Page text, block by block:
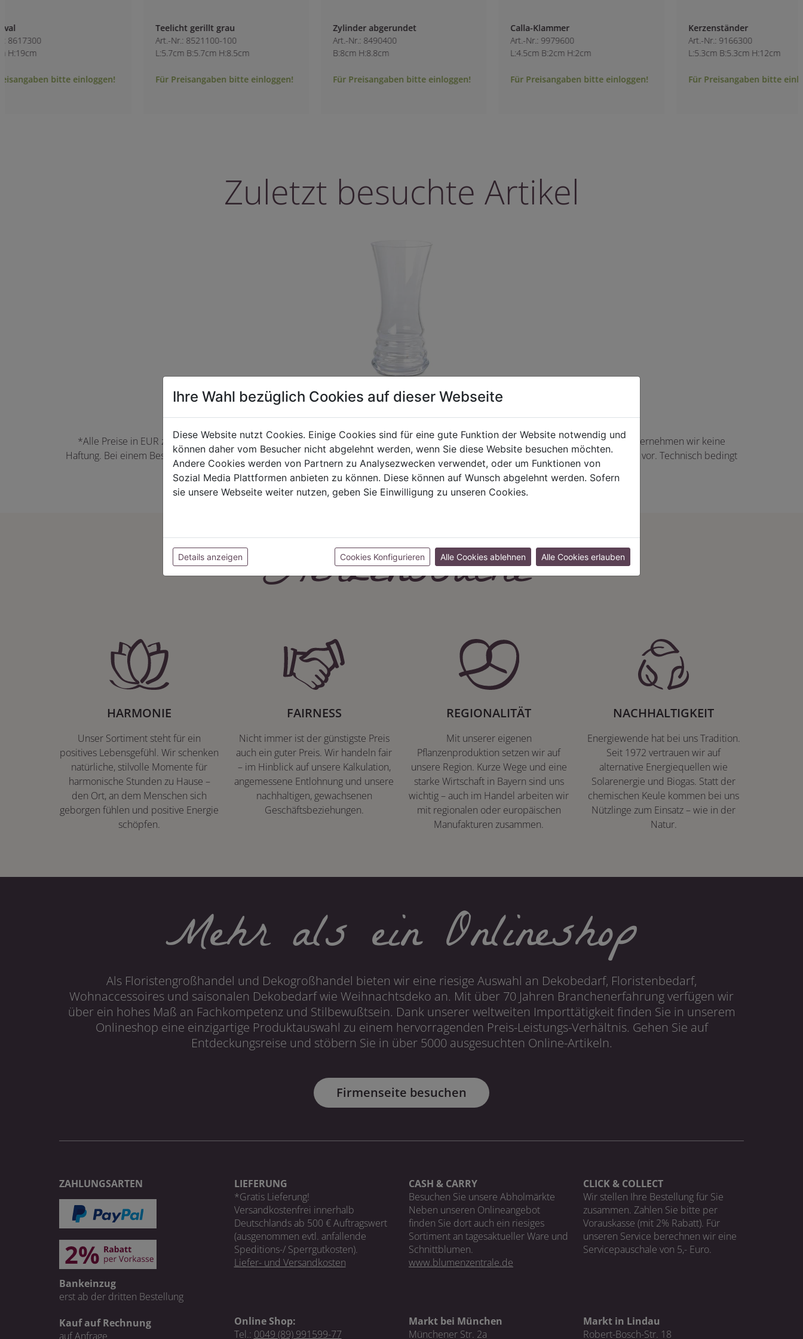
Art.-Nr.: 8521100-100
L:5.7cm B:5.7cm H:8.5cm
Für Preisangaben bitte einloggen!
Zylinder abgerundet
Art.-Nr.: 8490400
B:8cm H:8.8cm
Für Preisangaben bitte einloggen!
Calla-Klammer
Art.-Nr.: 9979600
L:4.5cm B:2cm H:2cm
Für Preisangaben bitte einloggen!
Kerzenständer
Art.-Nr.: 9166300
L:5.3cm B:5.3cm H:12cm
Für Preisangaben bitte einloggen!
Dekosand 0,5-
Art.-Nr.: 9254300-
L:6.5cm B:6.5cm
Für
Zuletzt besuchte Artikel
*Alle Preise in EUR zzgl. der jeweils gültigen Mehrwertsteuer und Versandkosten. Für Irrtümer und fehlerhaft angezeigte Angaben übernehmen wir keine
Haftung. Bei einem Bestellwert unter 50,00 EUR behalten wir uns die Berechnung eines Mindermengenzuschlags in Höhe von 5,00 EUR vor. Technisch bedingt
können Farbabweichungen zwischen der Bildschirmdarstellung und dem Originalartikel auftreten.
Herzenssache:
HARMONIE
Unser Sortiment steht für ein
positives Lebensgefühl. Wir schenken
natürliche, stilvolle Momente für
harmonische Stunden zu Hause –
den Ort, an dem Menschen sich
geborgen fühlen und positive Energie
schöpfen.
FAIRNESS
Nicht immer ist der günstigste Preis
auch ein guter Preis. Wir handeln fair
– im Hinblick auf unsere Kalkulation,
angemessene Entlohnung und unsere
nachhaltigen, gewachsenen
Geschäftsbeziehungen.
REGIONALITÄT
Mit unserer eigenen
Pflanzenproduktion setzen wir auf
unsere Region. Kurze Wege und eine
starke Wirtschaft in Bayern sind uns
wichtig – auch im Handel arbeiten wir
mit regionalen oder europäischen
Manufakturen zusammen.
NACHHALTIGKEIT
Energiewende hat bei uns Tradition.
Seit 1972 vertrauen wir auf
alternative Energiequellen wie
Solarenergie und Biogas. Statt der
chemischen Keule kommen bei uns
Nützlinge zum Einsatz – wie in der
Natur.
Mehr als ein Onlineshop
Als Floristengroßhandel und Dekogroßhandel bieten wir eine riesige Auswahl an Dekobedarf, Floristenbedarf,
Wohnaccessoires und saisonalen Dekobedarf wie Weihnachtsdeko an. Mit über 70 Jahren Branchenerfahrung verfügen wir
über ein hohes Maß an Fachkompetenz und Stilbewußtsein. Dank unserer weltweiten Importtätigkeit finden Sie in unserem
Onlineshop eine einzigartige Produktauswahl zu einem hervorragenden Preis-Leistungs-Verhältnis. Gehen Sie auf
Entdeckungsreise und stöbern Sie in über 5000 ausgesuchten Online-Artikeln.
Firmenseite besuchen
ZAHLUNGSARTEN
Bankeinzug
erst ab der dritten Bestellung
Kauf auf Rechnung
auf Anfrage
LIEFERUNG
*Gratis Lieferung!
Versandkostenfrei innerhalb
Deutschlands ab 500 € Auftragswert
(ausgenommen evtl. anfallende
Speditions-/ Sperrgutkosten).
Liefer- und Versandkosten
CASH & CARRY
Besuchen Sie unsere Abholmärkte
Neben unseren Onlineangebot
finden Sie dort auch ein riesiges
Sortiment an tagesaktueller Ware und
Schnittblumen.
www.blumenzentrale.de
CLICK & COLLECT
Wir stellen Ihre Bestellung für Sie
zusammen. Zahlen Sie bitte per
Vorauskasse (mit 2% Rabatt). Für
unseren Service berechnen wir eine
Servicepauschale von 5,- Euro.
Online Shop:
Tel.: 0049 (89) 991599-77
Markt bei München
Münchener Str. 2a
Markt in Lindau
Robert-Bosch-Str. 18
Ihre Wahl bezüglich Cookies auf dieser Webseite
Diese Website nutzt Cookies. Einige Cookies sind für eine gute Funktion der Website notwendig und
können daher vom Besucher nicht abgelehnt werden, wenn Sie diese Website besuchen möchten.
Andere Cookies werden von Partnern zu Analysezwecken verwendet, oder um Funktionen von
Sozial Media Plattformen anbieten zu können. Diese können auf Wunsch abgelehnt werden. Sofern
sie unsere Webseite weiter nutzen, geben Sie Einwilligung zu unseren Cookies.
Details anzeigen Cookies Konfigurieren Alle Cookies ablehnen Alle Cookies erlauben